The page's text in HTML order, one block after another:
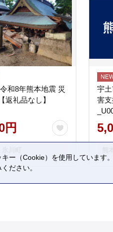
和8年熊本地震 災
返礼品なし】
円
宇
害支
ー（Cookie）を使用しています
ださい。